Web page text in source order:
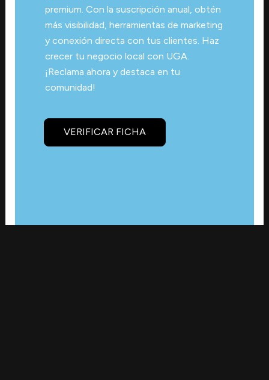
premium. Con la suscripción anual, obtén
más visibilidad, herramientas de marketing
y conexión directa con tus clientes. Haz
crecer tu negocio local con UGA.
¡Reclama ahora y destaca en tu
comunidad!
VERIFICAR FICHA